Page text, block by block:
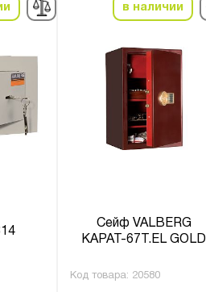
в наличии
Сейф VALBERG
КАРАТ-67Т.EL GOLD
Код товара: 20580